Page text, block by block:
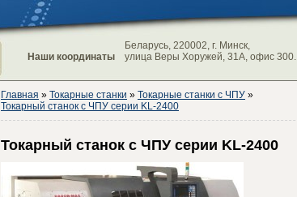
Наши координаты
Беларусь, 220002, г. Минск,
улица Веры Хоружей, 31А, офис 300.
Главная » Токарные станки » Токарные станки с ЧПУ »
Токарный станок с ЧПУ серии KL-2400
Токарный станок с ЧПУ серии KL-2400